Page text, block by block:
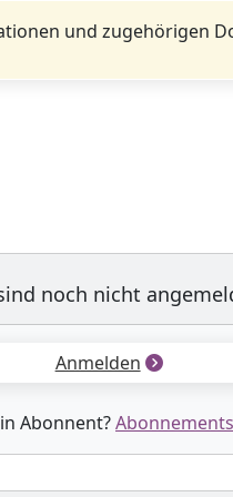
und zugehörigen
noch nicht
Anmelden
Abonnent?